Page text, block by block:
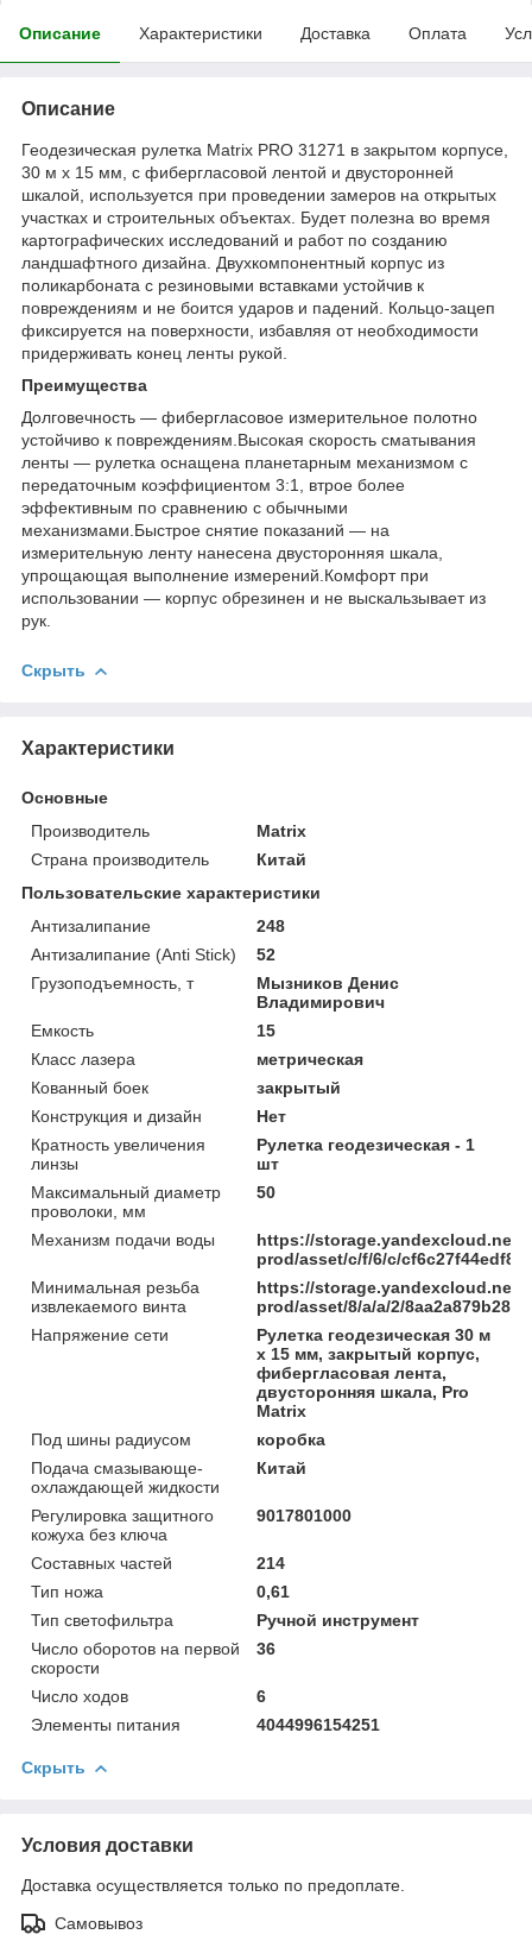
Описание Характеристики Доставка Оплата
Описание
Геодезическая рулетка Matrix PRO 31271 в закрытом корпусе,
30 м х 15 мм, с фибергласовой лентой и двусторонней
шкалой, используется при проведении замеров на открытых
участках и строительных объектах. Будет полезна во время
картографических исследований и работ по созданию
ландшафтного дизайна. Двухкомпонентный корпус из
поликарбоната с резиновыми вставками устойчив к
повреждениям и не боится ударов и падений. Кольцо-зацеп
фиксируется на поверхности, избавляя от необходимости
придерживать конец ленты рукой.
Преимущества
Долговечность — фибергласовое измерительное полотно
устойчиво к повреждениям.Высокая скорость сматывания
ленты — рулетка оснащена планетарным механизмом с
передаточным коэффициентом 3:1, втрое более
эффективным по сравнению с обычными
механизмами.Быстрое снятие показаний — на
измерительную ленту нанесена двусторонняя шкала,
упрощающая выполнение измерений.Комфорт при
использовании — корпус обрезинен и не выскальзывает из
рук.
Скрыть
Характеристики
Основные
Производитель
Matrix
Страна производитель
Китай
Пользовательские характеристики
Антизалипание
248
Антизалипание (Anti Stick)
52
Грузоподъемность, т
Мызников Денис
Владимирович
Емкость
15
Класс лазера
метрическая
Кованный боек
закрытый
Конструкция и дизайн
Нет
Кратность увеличения
линзы
Рулетка геодезическая - 1
шт
Максимальный диаметр
проволоки, мм
50
Механизм подачи воды
https://storage.yandexcloud.net/
prod/asset/c/f/6/c/
Минимальная резьба
извлекаемого винта
https://storage.yandexcloud.net/
prod/asset/8/a/a/2/
Напряжение сети
Рулетка геодезическая 30 м
х 15 мм, закрытый корпус,
фибергласовая лента,
двусторонняя шкала, Pro
Matrix
Под шины радиусом
коробка
Подача смазывающе-
охлаждающей жидкости
Китай
Регулировка защитного
кожуха без ключа
9017801000
Составных частей
214
Тип ножа
0,61
Тип светофильтра
Ручной инструмент
Число оборотов на первой
скорости
36
Число ходов
6
Элементы питания
4044996154251
Скрыть
Условия доставки
Доставка осуществляется только по предоплате.
Самовывоз